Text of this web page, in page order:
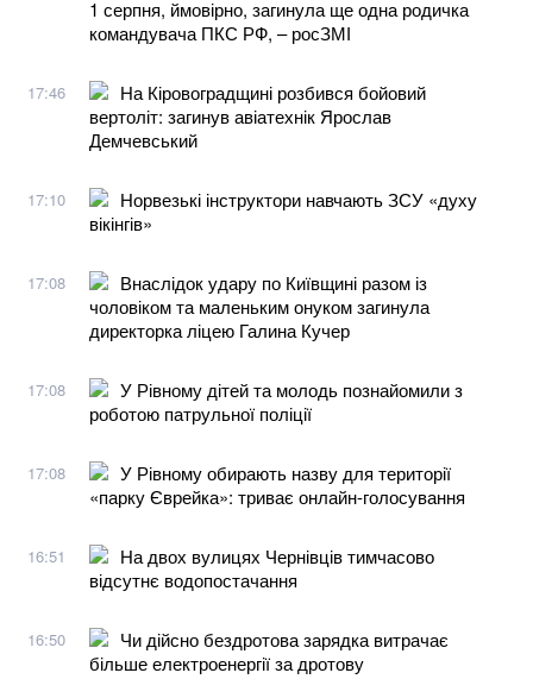
1 серпня, ймовірно, загинула ще одна родичка
командувача ПКС РФ, – росЗМІ
17:46
На Кіровоградщині розбився бойовий
вертоліт: загинув авіатехнік Ярослав
Демчевський
17:10
Норвезькі інструктори навчають ЗСУ «духу
вікінгів»
17:08
Внаслідок удару по Київщині разом із
чоловіком та маленьким онуком загинула
директорка ліцею Галина Кучер
17:08
У Рівному дітей та молодь познайомили з
роботою патрульної поліції
17:08
У Рівному обирають назву для території
«парку Єврейка»: триває онлайн-голосування
16:51
На двох вулицях Чернівців тимчасово
відсутнє водопостачання
16:50
Чи дійсно бездротова зарядка витрачає
більше електроенергії за дротову